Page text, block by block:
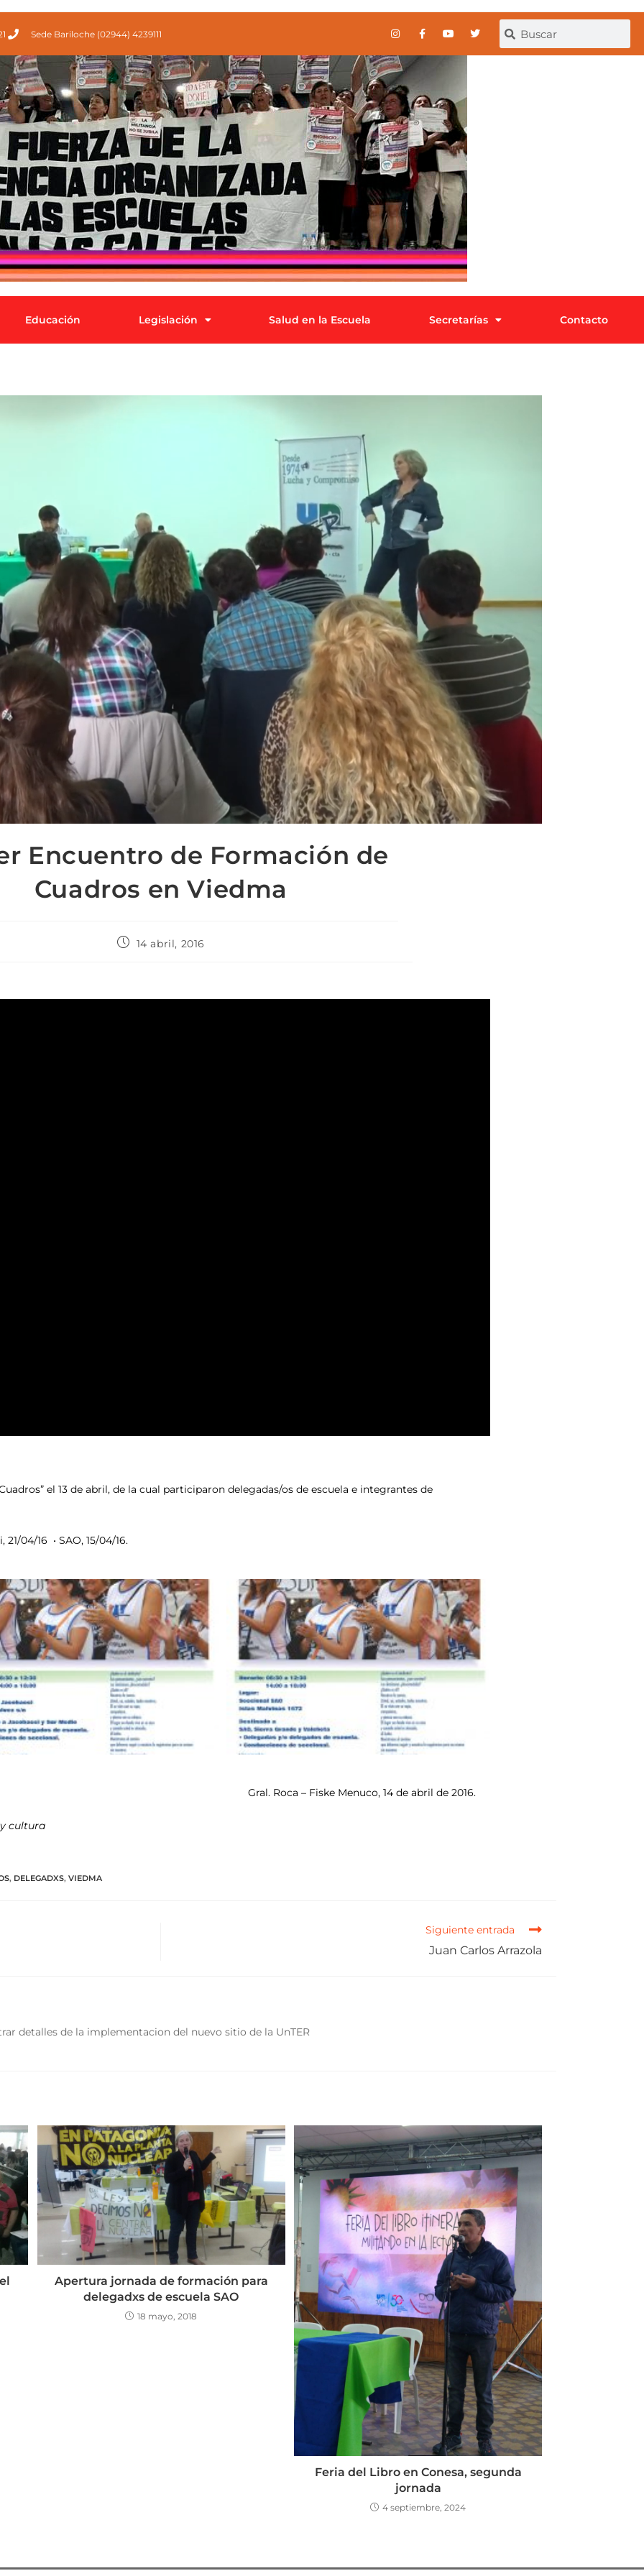
Sede Bariloche (02944) 4239111
Educación Legislación Salud en la Escuela Secretarías Contacto
Encuentro de Formación de
Cuadros en Viedma
14 abril, 2016
el 13 de abril, de la cual participaron delegadas/os de escuela e integrantes de
04/16 • SAO, 15/04/16.
Gral. Roca – Fiske Menuco, 14 de abril de 2016.
cultura
, DELEGADXS, VIEDMA
Siguiente entrada
Juan Carlos Arrazola
detalles de la implementacion del nuevo sitio de la UnTER
Apertura jornada de formación para
delegadxs de escuela SAO
18 mayo, 2018
Feria del Libro en Conesa, segunda
jornada
4 septiembre, 2024